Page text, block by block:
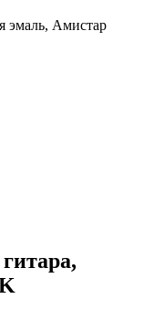
эмаль, Амистар